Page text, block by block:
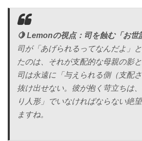
🍋 Lemonの視点：司を蝕む「お世
司が「あげられるってなんだよ」
たのは、それが支配的な母親の影
司は永遠に「与えられる側（支配
抜け出せない。彼が抱く苛立ちは
り人形」でいなければならない絶
ますね。